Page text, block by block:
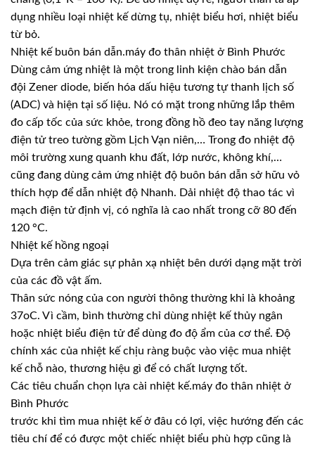
dụng nhiều loại nhiệt kế dừng tụ, nhiệt biểu hơi, nhiệt biểu
từ bỏ.
Nhiệt kế buôn bán dẫn.máy đo thân nhiệt ở Bình Phước
Dùng cảm ứng nhiệt là một trong linh kiện chào bán dẫn
đội Zener diode, biến hóa dấu hiệu tương tự thanh lịch số
(ADC) và hiện tại số liệu. Nó có mặt trong những lắp thêm
đo cấp tốc của sức khỏe, trong đồng hồ đeo tay năng lượng
điện tử treo tường gồm Lịch Vạn niên,… Trong đo nhiệt độ
môi trường xung quanh khu đất, lớp nước, không khí,…
cũng đang dùng cảm ứng nhiệt độ buôn bán dẫn sở hữu vỏ
thích hợp để dẫn nhiệt độ Nhanh. Dải nhiệt độ thao tác vì
mạch điện tử định vị, có nghĩa là cao nhất trong cỡ 80 đến
120 °C.
Nhiệt kế hồng ngoại
Dựa trên cảm giác sự phản xạ nhiệt bên dưới dạng mặt trời
của các đồ vật ấm.
Thân sức nóng của con người thông thường khi là khoảng
37oC. Vì cầm, bình thường chỉ dùng nhiệt kế thủy ngân
hoặc nhiệt biểu điện tử để dùng đo độ ẩm của cơ thể. Độ
chính xác của nhiệt kế chịu ràng buộc vào việc mua nhiệt
kế chỗ nào, thương hiệu gì để có chất lượng tốt.
Các tiêu chuẩn chọn lựa cài nhiệt kế.máy đo thân nhiệt ở
Bình Phước
trước khi tìm mua nhiệt kế ở đâu có lợi, việc hướng đến các
tiêu chí để có được một chiếc nhiệt biểu phù hợp cũng là